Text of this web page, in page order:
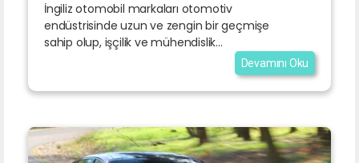
İngiliz otomobil markaları otomotiv
endüstrisinde uzun ve zengin bir geçmişe
sahip olup, işçilik ve mühendislik...
Devamını Oku